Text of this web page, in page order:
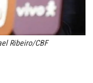
Ribeiro/CBF